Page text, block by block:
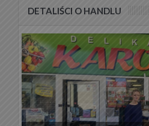
DETALIŚCI O HANDLU